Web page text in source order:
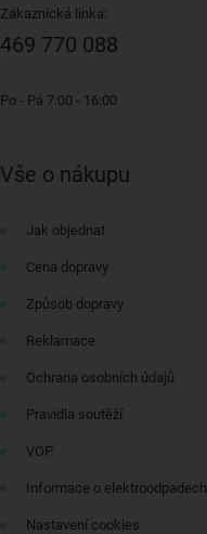
Zákaznická linka:
469 770 088
Po - Pá 7:00 - 16:00
Vše o nákupu
Jak objednat
Cena dopravy
Způsob dopravy
Reklamace
Ochrana osobních údajů
Pravidla soutěží
VOP
Informace o elektroodpadech
Nastavení cookies